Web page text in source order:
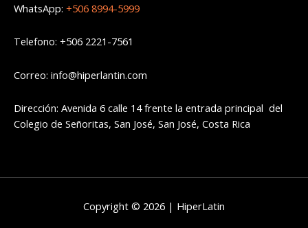
WhatsApp: +506 8994-5999
Telefono: +506 2221-7561
Correo: info@hiperlantin.com
Dirección: Avenida 6 calle 14 frente la entrada principal del
Colegio de Señoritas, San José, San José, Costa Rica
Copyright © 2026 | HiperLatin